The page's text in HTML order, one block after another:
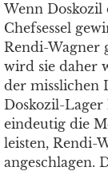
Wenn Doskozil
Chefsessel
Rendi-Wagner
wird sie daher
der misslichen
Doskozil-
eindeutig die
leisten, Rendi-
angeschlagen.